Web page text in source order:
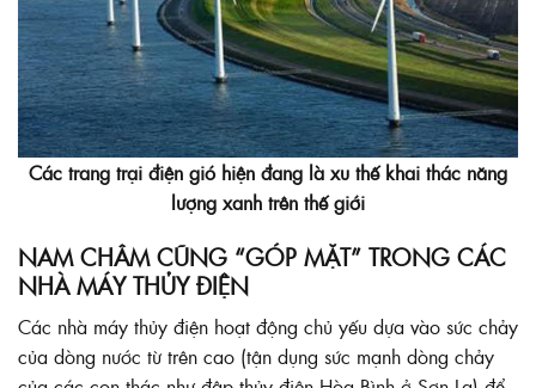
Các trang trại điện gió hiện đang là xu thế khai thác năng
lượng xanh trên thế giới
NAM CHÂM CŨNG “GÓP MẶT” TRONG CÁC
NHÀ MÁY THỦY ĐIỆN
Các nhà máy thủy điện hoạt động chủ yếu dựa vào sức chảy
của dòng nước từ trên cao (tận dụng sức mạnh dòng chảy